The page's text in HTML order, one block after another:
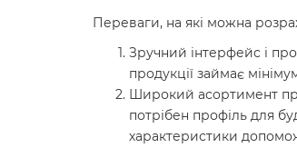
Переваги, на які можна
Зручний інтерфейс і
продукції займає
Широкий асортимент
потрібен профіль для
характеристики